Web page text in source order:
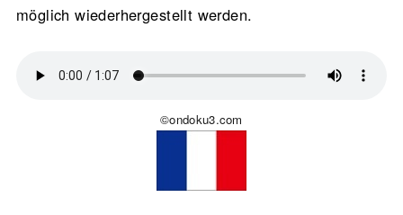
möglich wiederhergestellt werden.
©ondoku3.com